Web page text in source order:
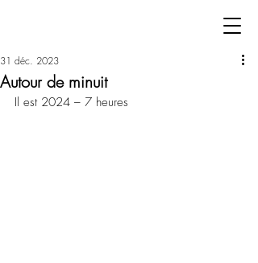
Autour de minuit
31 déc. 2023
Il est 2024 – 7 heures